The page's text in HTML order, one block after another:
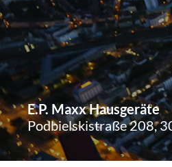
E.P. Maxx Hausgeräte
Podbielskistraße 208,